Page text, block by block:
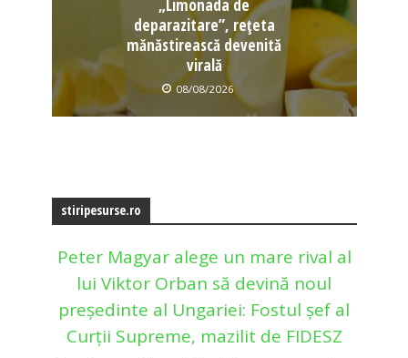
„Limonada de
deparazitare”, rețeta
mănăstirească devenită
virală
08/08/2026
stiripesurse.ro
Peter Magyar alege un mare rival al
lui Viktor Orban să devină noul
președinte al Ungariei: Fostul șef al
Curții Supreme, mazilit de FIDESZ